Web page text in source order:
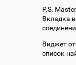
P.S.
Вкладка
Виджет
список